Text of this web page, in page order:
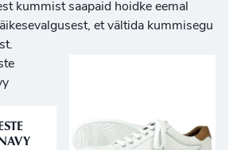
kummist saapaid hoidke eemal
et vältida kummisegu